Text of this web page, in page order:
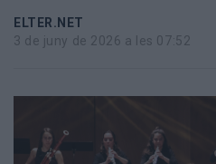
Ràdio
Manlleu
Totes
notícies
ELTER.NET
3 de juny de 2026 a les 07:52